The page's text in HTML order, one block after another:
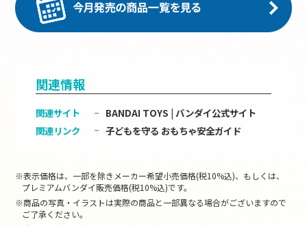
関連情報
関連サイト
BANDAI TOYS | バンダイ公式サイト
関連リンク
子どもを守る おもちゃ安全ガイド
※表示価格は、一部を除きメーカー希望小売価格(税10%込)、もしくは、
プレミアムバンダイ販売価格(税10%込)です。
※商品の写真・イラストは実際の商品と一部異なる場合がございますので
ご了承ください。